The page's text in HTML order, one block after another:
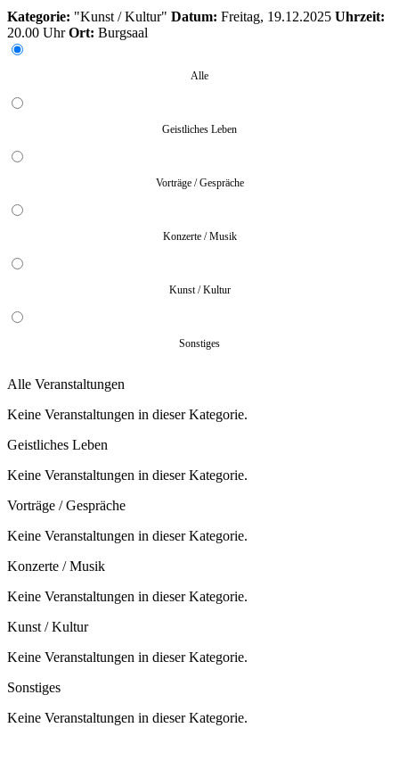
Kategorie: "Kunst / Kultur" Datum: Freitag, 19.12.2025 Uhrzeit:
20.00 Uhr Ort: Burgsaal
Alle
Geistliches Leben
Vorträge / Gespräche
Konzerte / Musik
Kunst / Kultur
Sonstiges
Alle Veranstaltungen
Keine Veranstaltungen in dieser Kategorie.
Geistliches Leben
Keine Veranstaltungen in dieser Kategorie.
Vorträge / Gespräche
Keine Veranstaltungen in dieser Kategorie.
Konzerte / Musik
Keine Veranstaltungen in dieser Kategorie.
Kunst / Kultur
Keine Veranstaltungen in dieser Kategorie.
Sonstiges
Keine Veranstaltungen in dieser Kategorie.